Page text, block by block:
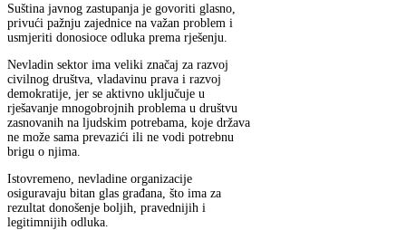
Suština javnog zastupanja je govoriti glasno,
privući pažnju zajednice na važan problem i
usmjeriti donosioce odluka prema rješenju.
Nevladin sektor ima veliki značaj za razvoj
civilnog društva, vladavinu prava i razvoj
demokratije, jer se aktivno uključuje u
rješavanje mnogobrojnih problema u društvu
zasnovanih na ljudskim potrebama, koje država
ne može sama prevazići ili ne vodi potrebnu
brigu o njima.
Istovremeno, nevladine organizacije
osiguravaju bitan glas građana, što ima za
rezultat donošenje boljih, pravednijih i
legitimnijih odluka.